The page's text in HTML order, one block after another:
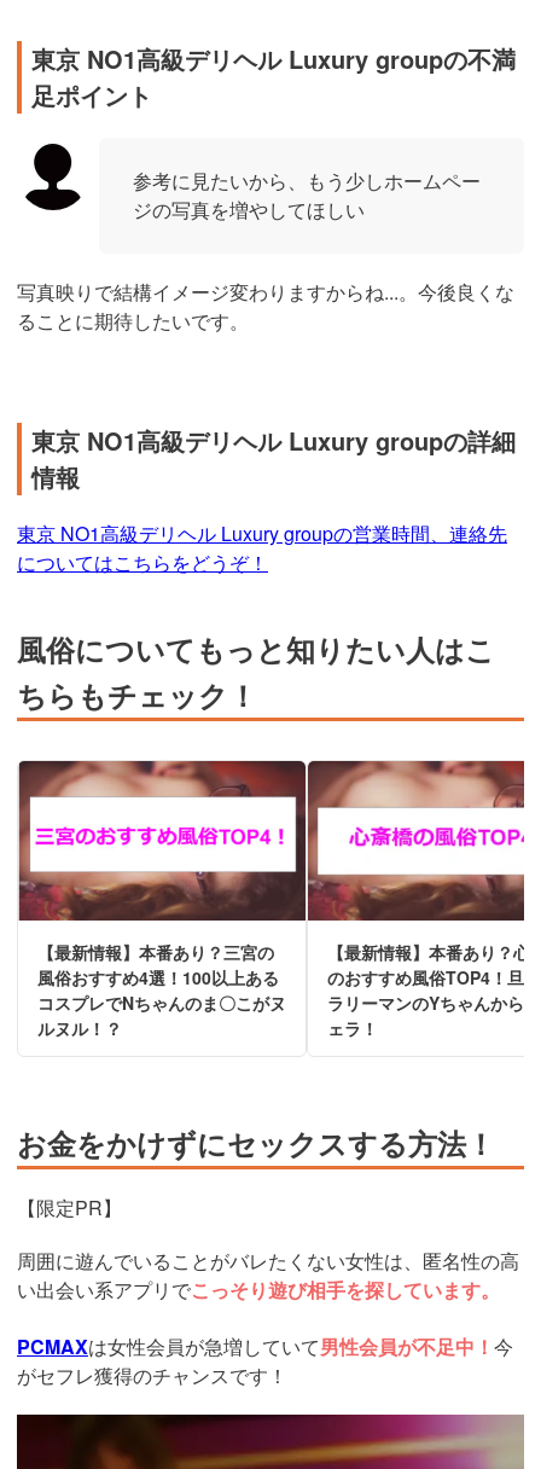
東京 NO1高級デリヘル Luxury groupの不満
足ポイント
参考に見たいから、もう少しホームペー
ジの写真を増やしてほしい
写真映りで結構イメージ変わりますからね...。今後良くな
ることに期待したいです。
東京 NO1高級デリヘル Luxury groupの詳細
情報
東京 NO1高級デリヘル Luxury groupの営業時間、連絡先
についてはこちらをどうぞ！
風俗についてもっと知りたい人はこ
ちらもチェック！
【最新情報】本番あり？三宮の
風俗おすすめ4選！100以上ある
コスプレでNちゃんのま〇こがヌ
ルヌル！？
【最新情報】本番あり？心
のおすすめ風俗TOP4！旦
ラリーマンのYちゃんから
ェラ！
お金をかけずにセックスする方法！
【限定PR】
周囲に遊んでいることがバレたくない女性は、匿名性の高
い出会い系アプリでこっそり遊び相手を探しています。
PCMAXは女性会員が急増していて男性会員が不足中！ 今
がセフレ獲得のチャンスです！
https://pcmax.jp/lp/?
ad_id=rm327007